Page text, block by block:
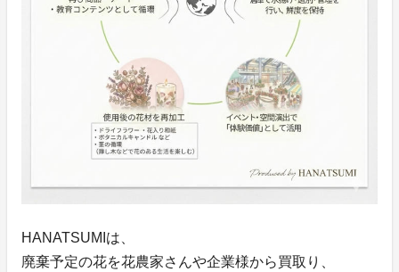
HANATSUMIは、
廃棄予定の花を花農家さんや企業様から買取り、